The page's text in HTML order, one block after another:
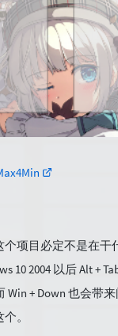
项目必定不是在
10 2004 以后 Alt +
Win + Down 也会
。